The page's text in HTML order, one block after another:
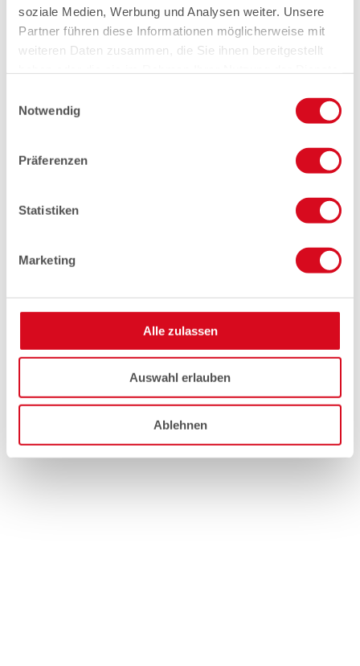
soziale Medien, Werbung und Analysen weiter. Unsere
Partner führen diese Informationen möglicherweise mit
weiteren Daten zusammen, die Sie ihnen bereitgestellt
Notwendig
Präferenzen
Statistiken
Marketing
Alle zulassen
Auswahl erlauben
Ablehnen